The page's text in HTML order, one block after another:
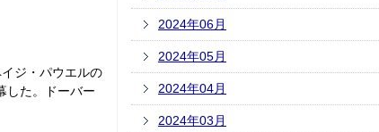
ジ・パウエルの
した。ドーバー
2024年06月
2024年05月
2024年04月
2024年03月